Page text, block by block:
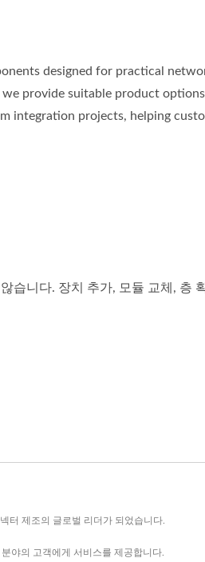
designed for practical
provide suitable product
integration projects, helping
습니다. 장치 추가, 모듈 교체, 층
터 제조의 글로벌 리더가 되었습니다.
야의 고객에게 서비스를 제공합니다.